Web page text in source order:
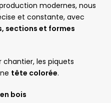
modernes, nous
et constante, avec
sections et formes
chantier, les piquets
tête colorée.
bois